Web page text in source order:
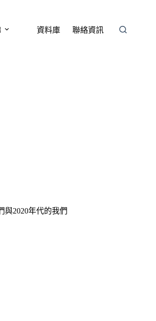
資料庫 聯絡資訊
與2020年代的我們